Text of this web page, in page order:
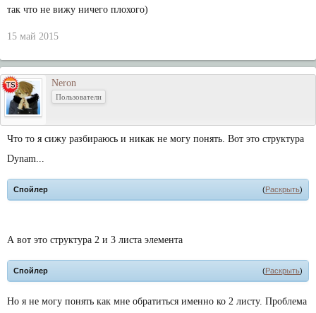
так что не вижу ничего плохого)
15 май 2015
Neron
Пользователи
Что то я сижу разбираюсь и никак не могу понять. Вот это структура
Dynam...
(Раскрыть)
Спойлер
А вот это структура 2 и 3 листа элемента
(Раскрыть)
Спойлер
Но я не могу понять как мне обратиться именно ко 2 листу. Проблема